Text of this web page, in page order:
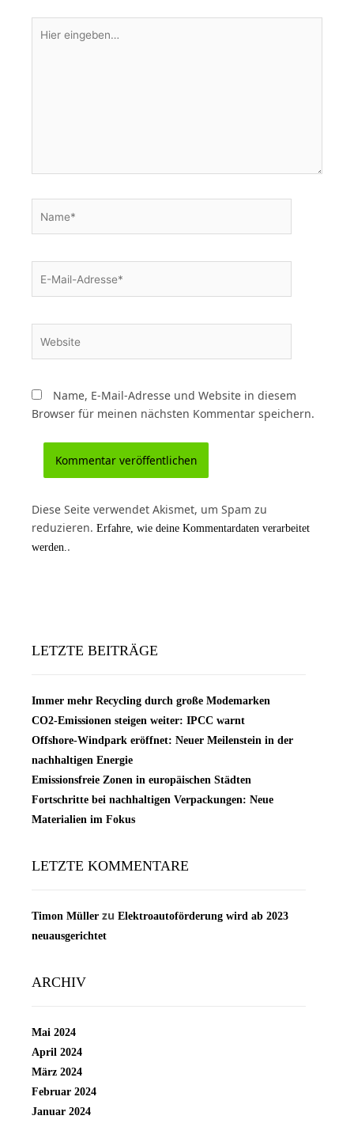
eingeben…
Mail-
Name, E-Mail-Adresse und Website in diesem
Browser für meinen nächsten Kommentar speichern.
Diese Seite verwendet Akismet, um Spam zu
reduzieren. Erfahre, wie deine Kommentardaten verarbeitet
werden. .
LETZTE BEITRÄGE
Immer mehr Recycling durch große Modemarken
CO2-Emissionen steigen weiter: IPCC warnt
Offshore-Windpark eröffnet: Neuer Meilenstein in der
nachhaltigen Energie
Emissionsfreie Zonen in europäischen Städten
Fortschritte bei nachhaltigen Verpackungen: Neue
Materialien im Fokus
LETZTE KOMMENTARE
Timon Müller zu Elektroautoförderung wird ab 2023
neuausgerichtet
ARCHIV
Mai 2024
April 2024
März 2024
Februar 2024
Januar 2024